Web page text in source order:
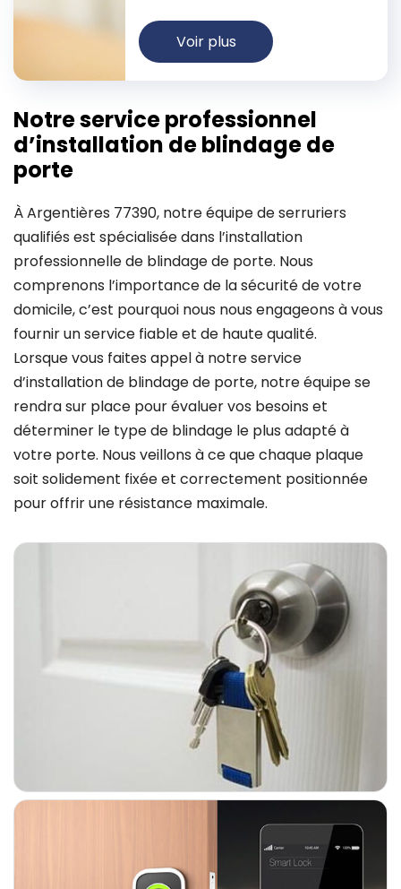
Voir plus
Notre service professionnel
d’installation de blindage de
porte
À Argentières 77390, notre équipe de serruriers
qualifiés est spécialisée dans l’installation
professionnelle de blindage de porte. Nous
comprenons l’importance de la sécurité de votre
domicile, c’est pourquoi nous nous engageons à vous
fournir un service fiable et de haute qualité.
Lorsque vous faites appel à notre service
d’installation de blindage de porte, notre équipe se
rendra sur place pour évaluer vos besoins et
déterminer le type de blindage le plus adapté à
votre porte. Nous veillons à ce que chaque plaque
soit solidement fixée et correctement positionnée
pour offrir une résistance maximale.